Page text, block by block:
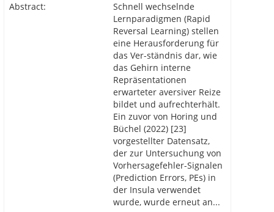
Abstract:
Schnell wechselnde
Lernparadigmen (Rapid
Reversal Learning) stellen
eine Herausforderung für
das Ver-ständnis dar, wie
das Gehirn interne
Repräsentationen
erwarteter aversiver Reize
bildet und aufrechterhält.
Ein zuvor von Horing und
Büchel (2022) [23]
vorgestellter Datensatz,
der zur Untersuchung von
Vorhersagefehler-Signalen
(Prediction Errors, PEs) in
der Insula verwendet
wurde, wurde erneut an...